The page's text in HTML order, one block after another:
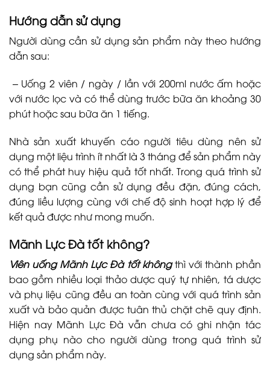
Hướng dẫn sử dụng
Người dùng cần sử dụng sản phẩm này theo hướng
dẫn sau:
– Uống 2 viên / ngày / lần với 200ml nước ấm hoặc
với nước lọc và có thể dùng trước bữa ăn khoảng 30
phút hoặc sau bữa ăn 1 tiếng.
Nhà sản xuất khuyến cáo người tiêu dùng nên sử
dụng một liệu trình ít nhất là 3 tháng để sản phẩm này
có thể phát huy hiệu quả tốt nhất. Trong quá trình sử
dụng bạn cũng cần sử dụng đều đặn, đúng cách,
đúng liều lượng cùng với chế độ sinh hoạt hợp lý để
kết quả được như mong muốn.
Mãnh Lực Đàtốt không?
Viên uống Mãnh Lực Đà tốt khôngthì với thành phần
bao gồm nhiều loại thảo dược quý tự nhiên, tá dược
và phụ liệu cũng đều an toàn cùng với quá trình sản
xuất và bảo quản được tuân thủ chặt chẽ quy định.
Hiện nay Mãnh Lực Đà vẫn chưa có ghi nhận tác
dụng phụ nào cho người dùng trong quá trình sử
dụng sản phẩm này.